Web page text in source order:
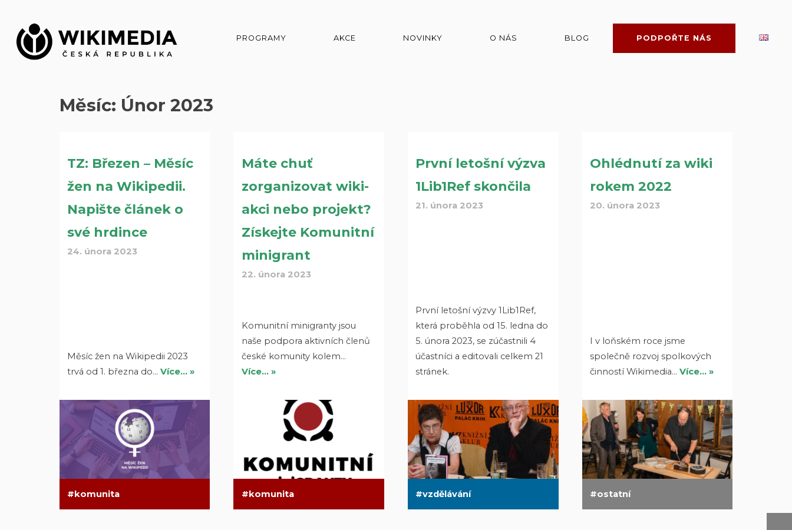
obsah
PROGRAMY AKCE NOVINKY O NÁS BLOG PODPOŘTE NÁS
Měsíc: Únor 2023
TZ: Březen – Měsíc
žen na Wikipedii.
Napište článek o
své hrdince
24. února 2023
Měsíc žen na Wikipedii 2023
trvá od 1. března do…Více… »
komunita
Máte chuť
zorganizovat wiki-
akci nebo projekt?
Získejte Komunitní
minigrant
22. února 2023
Komunitní minigranty jsou
naše podpora aktivních členů
české komunity kolem…
Více… »
komunita
První letošní výzva
1Lib1Ref skončila
21. února 2023
První letošní výzvy 1Lib1Ref,
která proběhla od 15. ledna do
5. února 2023, se zúčastnili 4
účastníci a editovali celkem 21
stránek.
vzdělávání
Ohlédnutí za wiki
rokem 2022
20. února 2023
I v loňském roce jsme
společně rozvoj spolkových
činností Wikimedia… Více… »
ostatní